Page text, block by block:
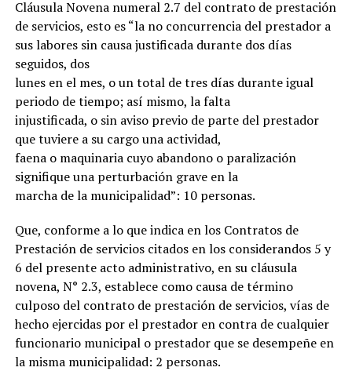
Cláusula Novena numeral 2.7 del contrato de prestación
de servicios, esto es “la no concurrencia del prestador a
sus labores sin causa justificada durante dos días
seguidos, dos
lunes en el mes, o un total de tres días durante igual
periodo de tiempo; así mismo, la falta
injustificada, o sin aviso previo de parte del prestador
que tuviere a su cargo una actividad,
faena o maquinaria cuyo abandono o paralización
signifique una perturbación grave en la
marcha de la municipalidad”: 10 personas.
Que, conforme a lo que indica en los Contratos de
Prestación de servicios citados en los considerandos 5 y
6 del presente acto administrativo, en su cláusula
novena, N° 2.3, establece como causa de término
culposo del contrato de prestación de servicios, vías de
hecho ejercidas por el prestador en contra de cualquier
funcionario municipal o prestador que se desempeñe en
la misma municipalidad: 2 personas.